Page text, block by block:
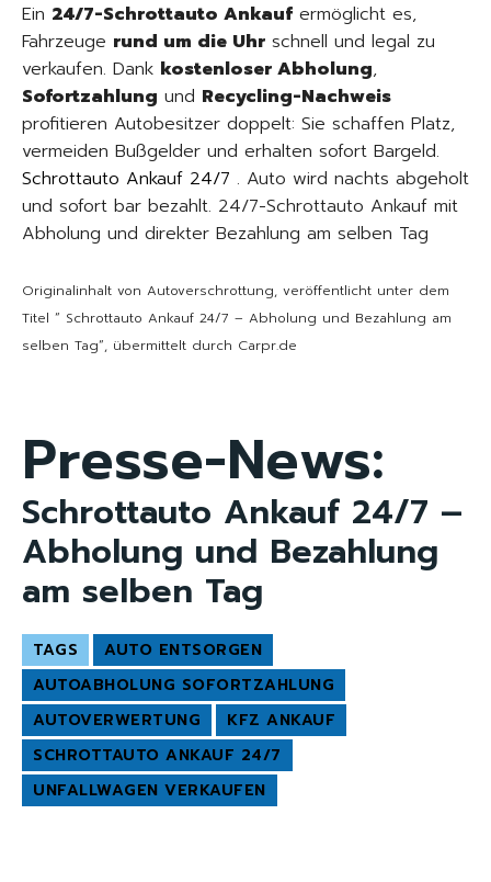
Ein 24/7-Schrottauto Ankauf ermöglicht es,
Fahrzeuge rund um die Uhr schnell und legal zu
verkaufen. Dank kostenloser Abholung,
Sofortzahlung und Recycling-Nachweis
profitieren Autobesitzer doppelt: Sie schaffen Platz,
vermeiden Bußgelder und erhalten sofort Bargeld.
Schrottauto Ankauf 24/7 . Auto wird nachts abgeholt
und sofort bar bezahlt. 24/7-Schrottauto Ankauf mit
Abholung und direkter Bezahlung am selben Tag
Originalinhalt von Autoverschrottung, veröffentlicht unter dem
Titel “ Schrottauto Ankauf 24/7 – Abholung und Bezahlung am
selben Tag“, übermittelt durch Carpr.de
Presse-News:
Schrottauto Ankauf 24/7 –
Abholung und Bezahlung
am selben Tag
TAGS
AUTO ENTSORGEN
AUTOABHOLUNG SOFORTZAHLUNG
AUTOVERWERTUNG
KFZ ANKAUF
SCHROTTAUTO ANKAUF 24/7
UNFALLWAGEN VERKAUFEN